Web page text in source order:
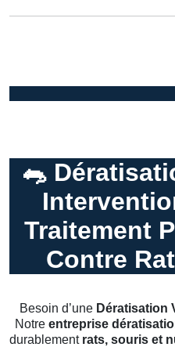
🐀
Traitement
Contre
Besoin d’une Dératisation
Notre entreprise
durablement rats, souris et